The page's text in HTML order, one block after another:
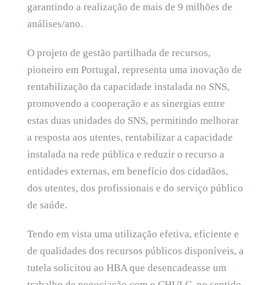
garantindo a realização de mais de 9 milhões de
análises/ano.
O projeto de gestão partilhada de recursos,
pioneiro em Portugal, representa uma inovação de
rentabilização da capacidade instalada no SNS,
promovendo a cooperação e as sinergias entre
estas duas unidades do SNS, permitindo melhorar
a resposta aos utentes, rentabilizar a capacidade
instalada na rede pública e reduzir o recurso a
entidades externas, em benefício dos cidadãos,
dos utentes, dos profissionais e do serviço público
de saúde.
Tendo em vista uma utilização efetiva, eficiente e
de qualidades dos recursos públicos disponíveis, a
tutela solicitou ao HBA que desencadeasse um